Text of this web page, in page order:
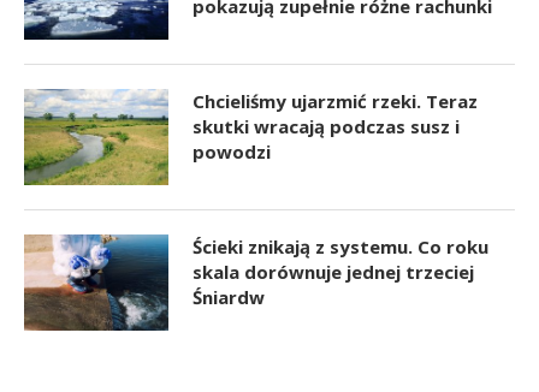
pokazują zupełnie różne rachunki
Chcieliśmy ujarzmić rzeki. Teraz
skutki wracają podczas susz i
powodzi
Ścieki znikają z systemu. Co roku
skala dorównuje jednej trzeciej
Śniardw